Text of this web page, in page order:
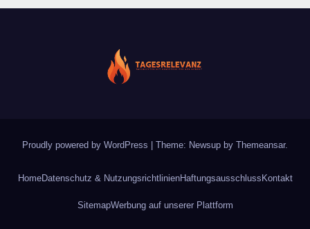
Proudly powered by WordPress Theme: Newsup by Themeansar.
HomeDatenschutz & NutzungsrichtlinienHaftungsausschluss Kontakt
SitemapWerbung auf unserer Plattform